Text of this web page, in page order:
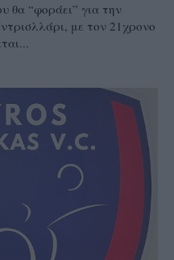
θα “φοράει” για την
με τον 21χρονο